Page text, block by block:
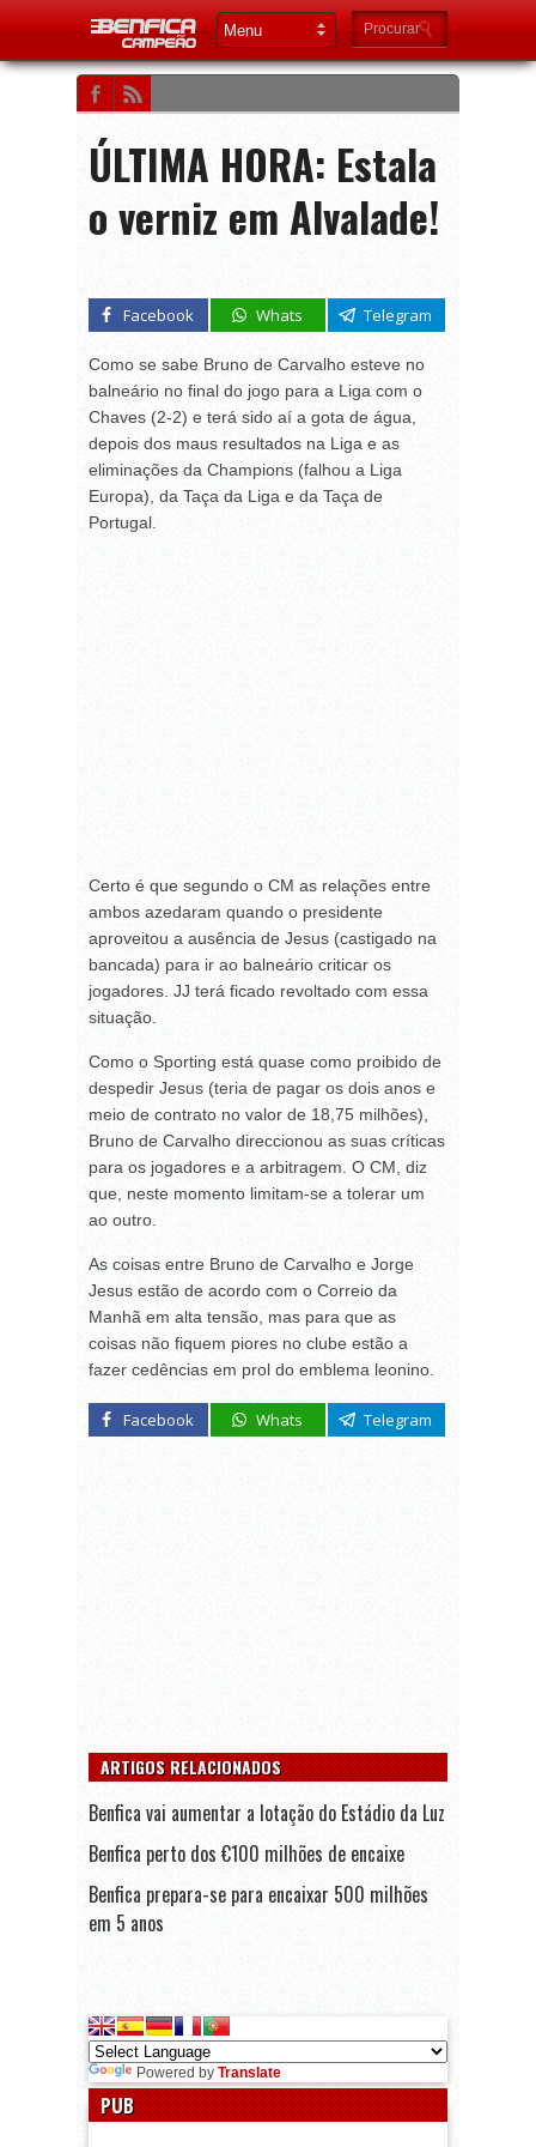
ÚLTIMA HORA: Estala
o verniz em Alvalade!
Facebook Whats Telegram
Como se sabe Bruno de Carvalho esteve no
balneário no final do jogo para a Liga com o
Chaves (2-2) e terá sido aí a gota de água,
depois dos maus resultados na Liga e as
eliminações da Champions (falhou a Liga
Europa), da Taça da Liga e da Taça de
Portugal.
Certo é que segundo o CM as relações entre
ambos azedaram quando o presidente
aproveitou a ausência de Jesus (castigado na
bancada) para ir ao balneário criticar os
jogadores. JJ terá ficado revoltado com essa
situação.
Como o Sporting está quase como proibido de
despedir Jesus (teria de pagar os dois anos e
meio de contrato no valor de 18,75 milhões),
Bruno de Carvalho direccionou as suas críticas
para os jogadores e a arbitragem. O CM, diz
que, neste momento limitam-se a tolerar um
ao outro.
As coisas entre Bruno de Carvalho e Jorge
Jesus estão de acordo com o Correio da
Manhã em alta tensão, mas para que as
coisas não fiquem piores no clube estão a
fazer cedências em prol do emblema leonino.
Facebook Whats Telegram
ARTIGOS RELACIONADOS
Benfica vai aumentar a lotação do Estádio da Luz
Benfica perto dos €100 milhões de encaixe
Benfica prepara-se para encaixar 500 milhões
em 5 anos
Powered by Translate
PUB